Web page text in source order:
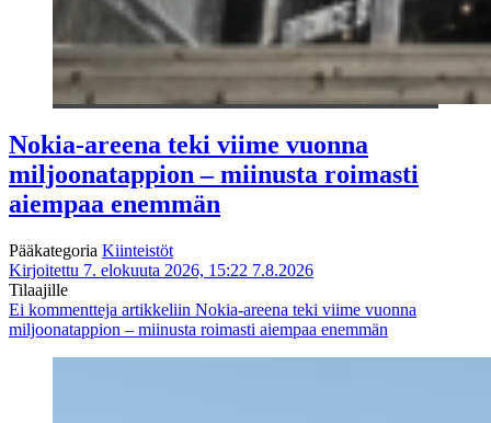
Nokia-areena teki viime vuonna
miljoonatappion – miinusta roimasti
aiempaa enemmän
Pääkategoria Kiinteistöt
Kirjoitettu 7. elokuuta 2026, 15:22 7.8.2026
Tilaajille
Ei kommentteja artikkeliin Nokia-areena teki viime vuonna
miljoonatappion – miinusta roimasti aiempaa enemmän